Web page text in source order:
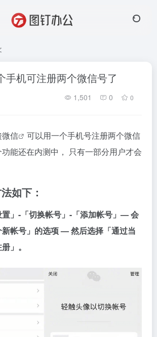
手机可注册两个微信号了
1,501 0 0
微信
可以用一个手机号注册两个微信
能还在内测中， 只有一部分用户才会
如下：
」-「切换帐号」-「添加帐号」— 会
帐号」的选项 — 然后选择「通过当
」。